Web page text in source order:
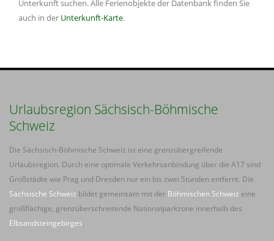
Unterkunft suchen. Alle Ferienobjekte der Datenbank finden Sie
auch in der Unterkunft-Karte.
Urlaubsregion Sächsisch-Böhmische
Schweiz
Die Sächsisch-Böhmische Schweiz ist eine grenzübergreifende
Urlaubsregion. Durch eine optimale Verkehrsanbindung über die A17 sind
Großstädte wie Prag und Dresden nur ein bis zwei Stunden entfernt. Die
Sächsische Schweiz bildet gemeinsam mit der Böhmischen Schweiz eine
großflächige, grenzüberschreitende Nationalparkzone innerhalb des
Elbsandsteingebirges.